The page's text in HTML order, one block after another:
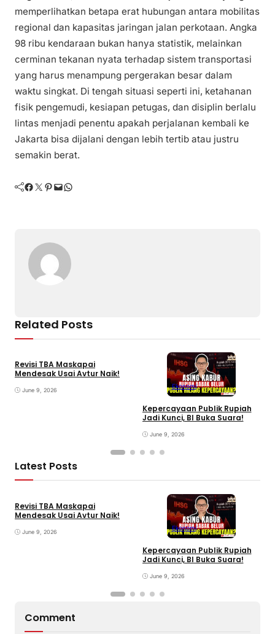
memperlihatkan betapa erat hubungan antara mobilitas
regional dan kapasitas jaringan jalan perkotaan. Angka
98 ribu kendaraan bukan hanya statistik, melainkan
cerminan tekanan nyata terhadap sistem transportasi
yang harus menampung pergerakan besar dalam
waktu singkat. Di tengah situasi seperti ini, ketahanan
fisik pengemudi, kesiapan petugas, dan disiplin berlalu
lintas menjadi penentu apakah perjalanan kembali ke
Jakarta bisa dijalani dengan lebih tertib atau justru
semakin berat.
Facebook Twitter Pinterest Mail WhatsApp
Related Posts
Revisi TBA Maskapai
Mendesak Usai Avtur Naik!
June 9, 2026
Ekonomi
Kepercayaan Publik Rupiah
Jadi Kunci, BI Buka Suara!
June 9, 2026
Latest Posts
Revisi TBA Maskapai
Mendesak Usai Avtur Naik!
June 9, 2026
Ekonomi
Kepercayaan Publik Rupiah
Jadi Kunci, BI Buka Suara!
June 9, 2026
Comment